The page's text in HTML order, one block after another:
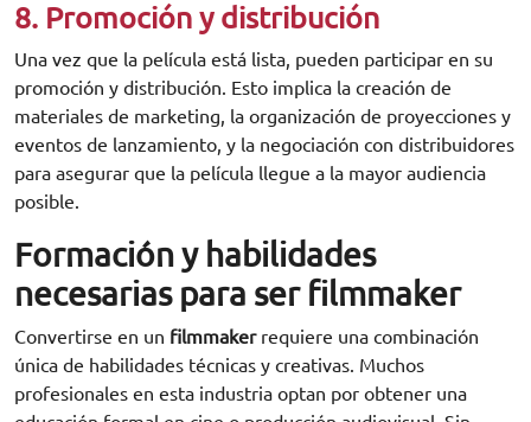
8. Promoción y distribución
Una vez que la película está lista, pueden participar en su
promoción y distribución. Esto implica la creación de
materiales de marketing, la organización de proyecciones y
eventos de lanzamiento, y la negociación con distribuidores
para asegurar que la película llegue a la mayor audiencia
posible.
Formación y habilidades
necesarias para ser filmmaker
Convertirse en un filmmakerrequiere una combinación
única de habilidades técnicas y creativas. Muchos
profesionales en esta industria optan por obtener una